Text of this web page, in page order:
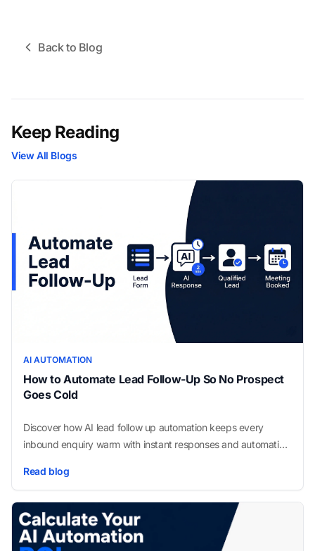
Back to Blog
Keep Reading
View All Blogs
AI AUTOMATION
How to Automate Lead Follow-Up So No Prospect
Goes Cold
Discover how AI lead follow up automation keeps every
inbound enquiry warm with instant responses and automatic
Read blog